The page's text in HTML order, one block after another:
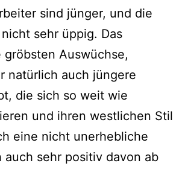
sind jünger, und die
sehr üppig. Das
Auswüchse,
natürlich auch jüngere
die sich so weit wie
und ihren westlichen Stil
eine nicht unerhebliche
auch sehr positiv davon ab